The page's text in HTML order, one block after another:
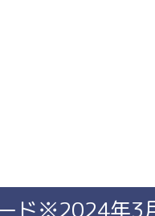
ド※2024年3